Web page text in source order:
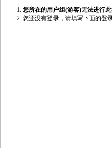
您所在的用户组(游客)无法进行此
您还没有登录，请填写下面的登